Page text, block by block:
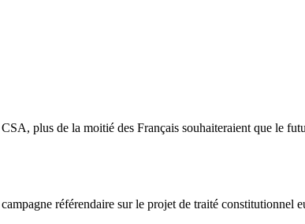
plus de la moitié des Français souhaiteraient que le
référendaire sur le projet de traité constitutionnel